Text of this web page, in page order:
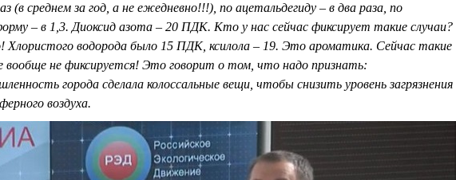
(в среднем за год, а не ежедневно!!!), по ацетальдегиду – в два раза, по
– в 1,3. Диоксид азота – 20 ПДК. Кто у нас сейчас фиксирует такие случаи?
Хлористого водорода было 15 ПДК, ксилола – 19. Это ароматика. Сейчас такие
вообще не фиксируется! Это говорит о том, что надо признать:
города сделала колоссальные вещи, чтобы снизить уровень загрязнения
воздуха.